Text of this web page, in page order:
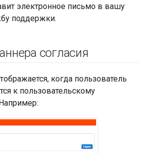
электронное письмо в вашу
поддержки.
согласия
когда пользователь
к пользовательскому